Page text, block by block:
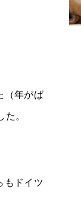
（年がば
。
もドイツ